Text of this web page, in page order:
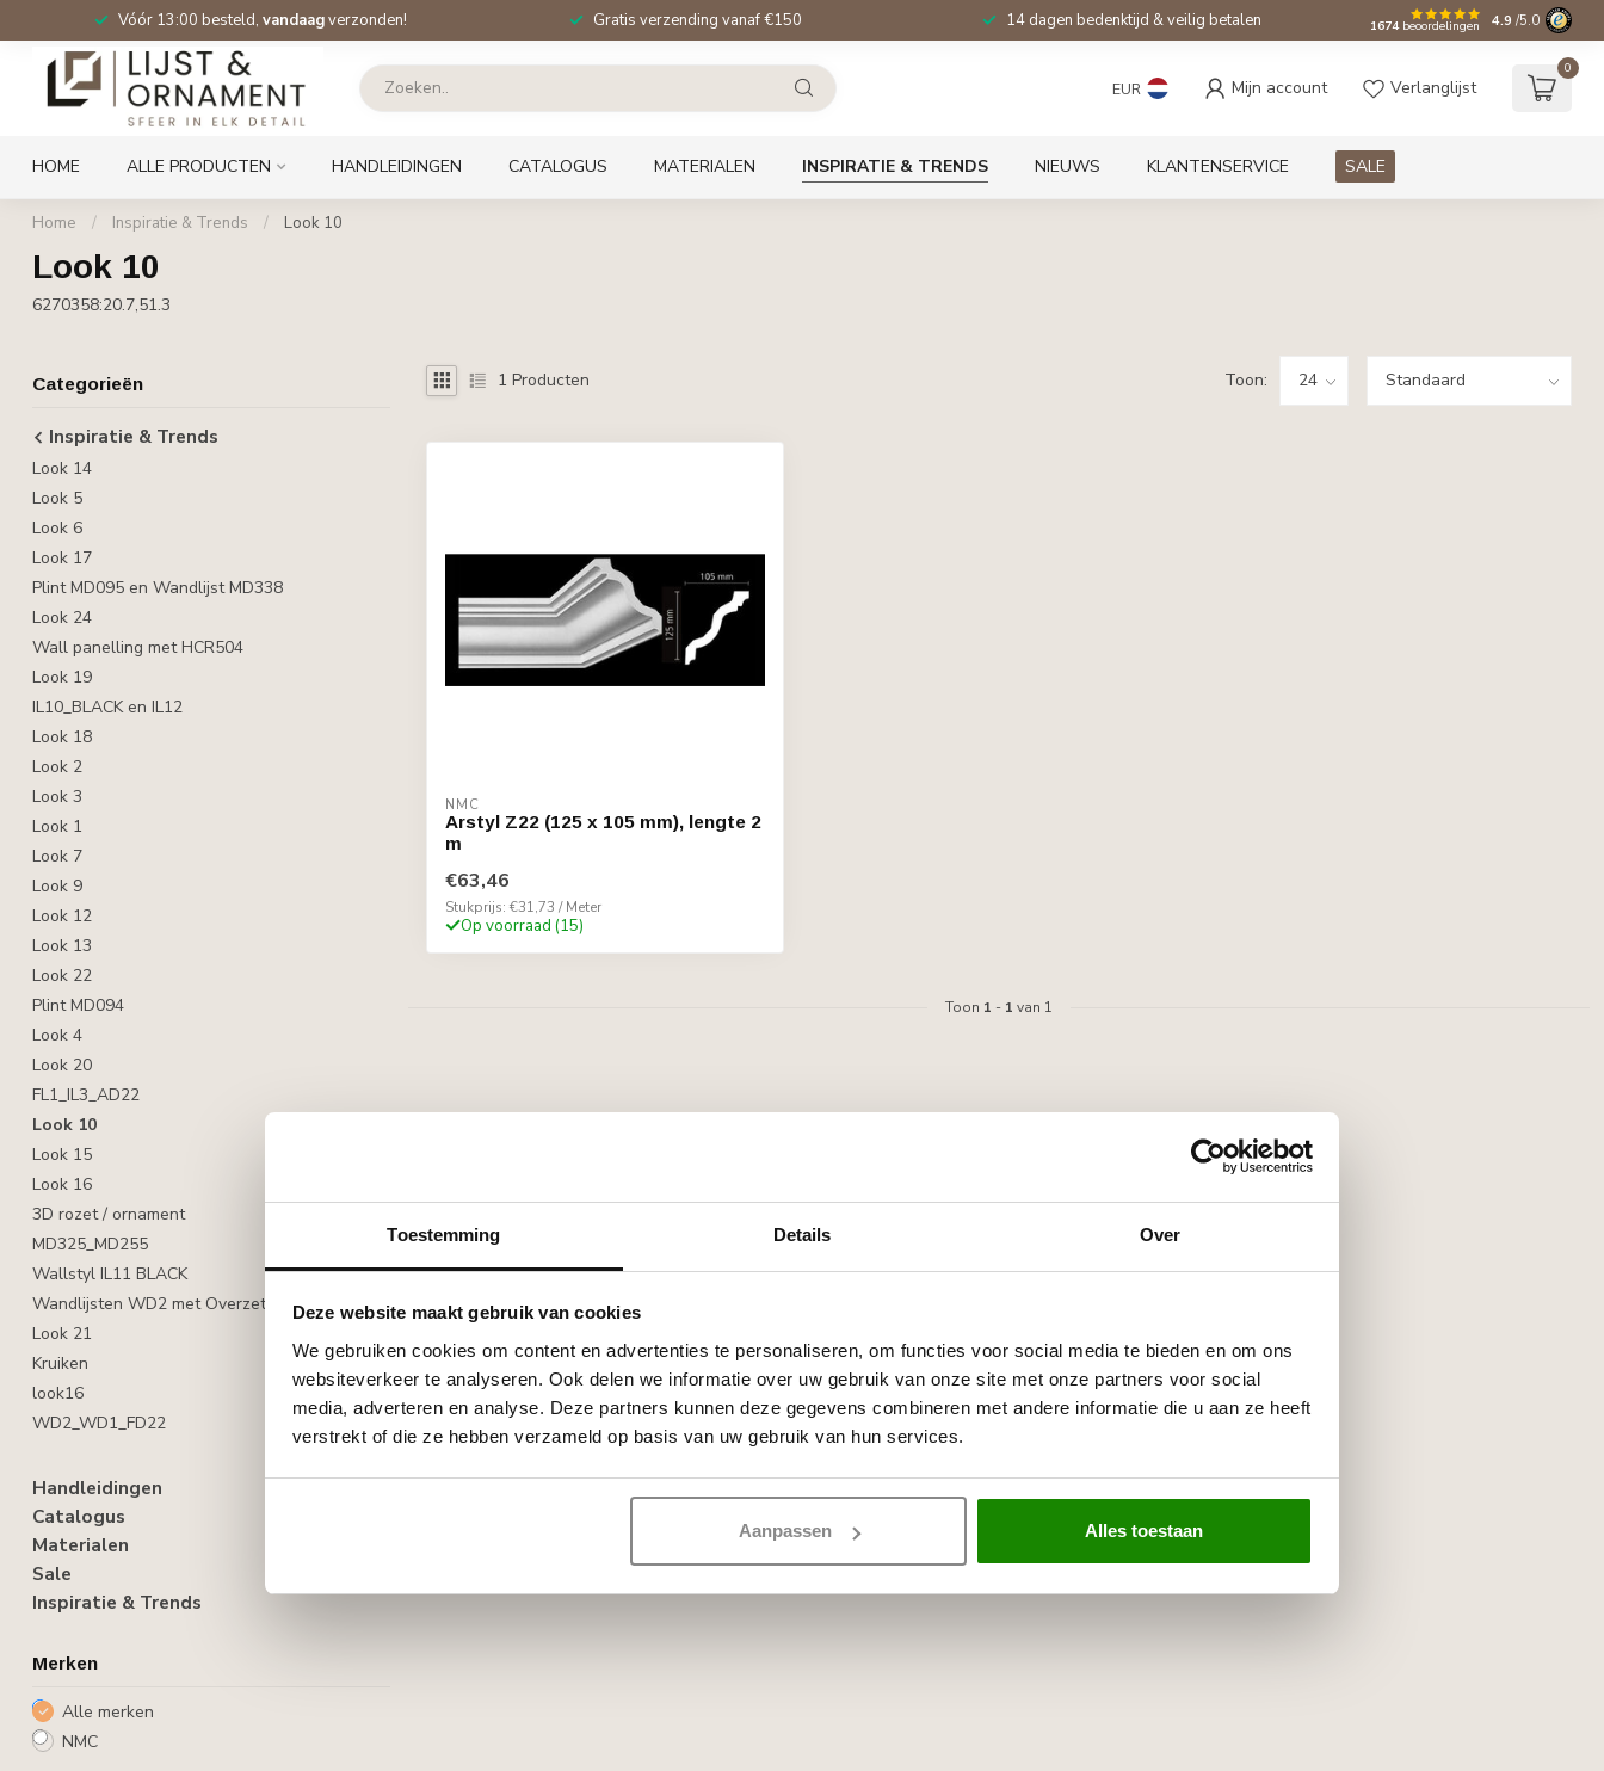
Toestemming Details Over
Deze website maakt gebruik van cookies
We gebruiken cookies om content en advertenties te personaliseren, om functies voor social media te bieden en om ons
websiteverkeer te analyseren. Ook delen we informatie over uw gebruik van onze site met onze partners voor social
media, adverteren en analyse. Deze partners kunnen deze gegevens combineren met andere informatie die u aan ze heeft
verstrekt of die ze hebben verzameld op basis van uw gebruik van hun services.
Aanpassen Alles toestaan
Vóór 13:00 besteld, vandaagverzonden! Gratis verzending vanaf €150 14 dagen bedenktijd & veilig betalen 1674beoordelingen 4.9 /5.0
EUR Mijn account Verlanglijst
0
HOME ALLE PRODUCTEN HANDLEIDINGEN CATALOGUS MATERIALEN INSPIRATIE & TRENDS NIEUWS KLANTENSERVICE SALE
Home / Inspiratie & Trends / Look 10
Look 10
6270358:20.7,51.3
Categorieën
Inspiratie & Trends
Look 14
Look 5
Look 6
Look 17
Plint MD095 en Wandlijst MD338
Look 24
Wall panelling met HCR504
Look 19
IL10_BLACK en IL12
Look 18
Look 2
Look 3
Look 1
Look 7
Look 9
Look 12
Look 13
Look 22
Plint MD094
Look 4
Look 20
FL1_IL3_AD22
Look 10
Look 15
Look 16
3D rozet / ornament
MD325_MD255
Wallstyl IL11 BLACK
Wandlijsten WD2 met Overzetplint CF2
Look 21
Kruiken
look16
WD2_WD1_FD22
Handleidingen
Catalogus
Materialen
Sale
Inspiratie & Trends
Merken
Alle merken
NMC
1 Producten Toon:
NMC
Arstyl Z22 (125 x 105 mm), lengte 2
m
€63,46
Stukprijs: €31,73 / Meter
Op voorraad (15)
Toon 1 - 1 van 1